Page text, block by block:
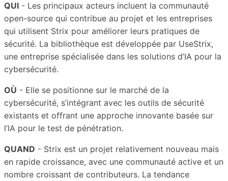
QUI - Les principaux acteurs incluent la communauté
open-source qui contribue au projet et les entreprises
qui utilisent Strix pour améliorer leurs pratiques de
sécurité. La bibliothèque est développée par UseStrix,
une entreprise spécialisée dans les solutions d’IA pour la
cybersécurité.
OÙ - Elle se positionne sur le marché de la
cybersécurité, s’intégrant avec les outils de sécurité
existants et offrant une approche innovante basée sur
l’IA pour le test de pénétration.
QUAND - Strix est un projet relativement nouveau mais
en rapide croissance, avec une communauté active et un
nombre croissant de contributeurs. La tendance